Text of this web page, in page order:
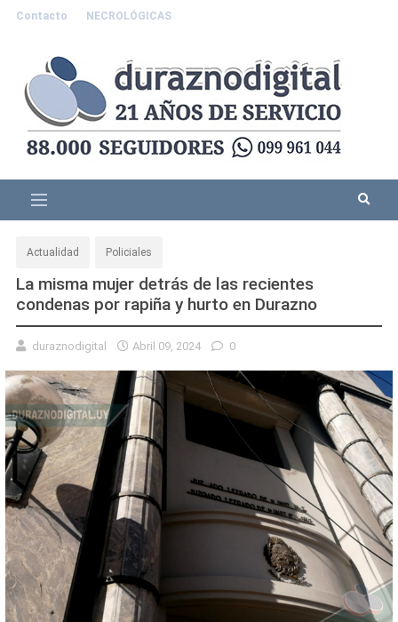
Contacto NECROLÓGICAS
Actualidad Policiales
La misma mujer detrás de las recientes
condenas por rapiña y hurto en Durazno
duraznodigital Abril 09, 2024 0